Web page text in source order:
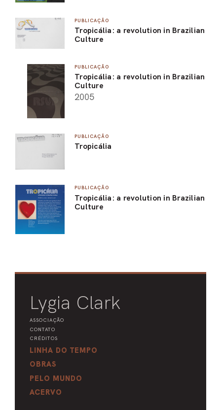
PUBLICAÇÃO
Tropicália: a revolution in Brazilian
Culture
PUBLICAÇÃO
Tropicália: a revolution in Brazilian
Culture
2005
PUBLICAÇÃO
Tropicália
PUBLICAÇÃO
Tropicália: a revolution in Brazilian
Culture
Lygia Clark
ASSOCIAÇÃO
CONTATO
CRÉDITOS
LINHA DO TEMPO
OBRAS
PELO MUNDO
ACERVO